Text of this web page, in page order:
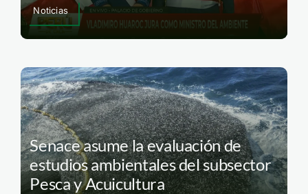
Noticias
Senace asume la evaluación de
estudios ambientales del subsector
Pesca y Acuicultura